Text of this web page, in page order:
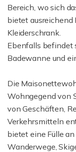
Bereich, wo sich
bietet ausreichend
Kleiderschrank.
Ebenfalls befindet
Badewanne und
Die
Wohngegend von
von Geschäften,
Verkehrsmitteln
bietet eine Fülle
Wanderwege,